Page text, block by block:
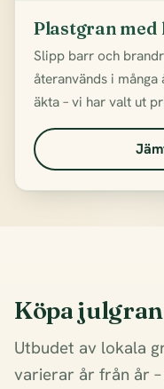
Plastgran med
Slipp barr och
återanvänds i
äkta – vi har valt ut
Köpa
Utbudet av lokala
varierar år från år